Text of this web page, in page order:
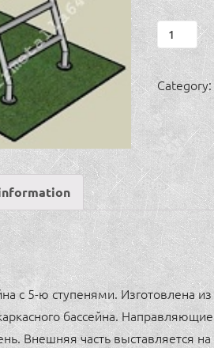
Лестница
для
бассейна,
5
ступеней
quantity
с 5-ю ступенями. Изготовлена
бассейна.
Внешняя часть выставляется